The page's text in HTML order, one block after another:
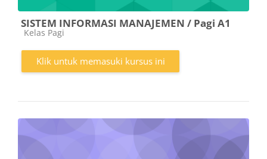
SISTEM INFORMASI MANAJEMEN / Pagi A1
Kategori kursus
Kelas Pagi
Klik untuk memasuki kursus ini